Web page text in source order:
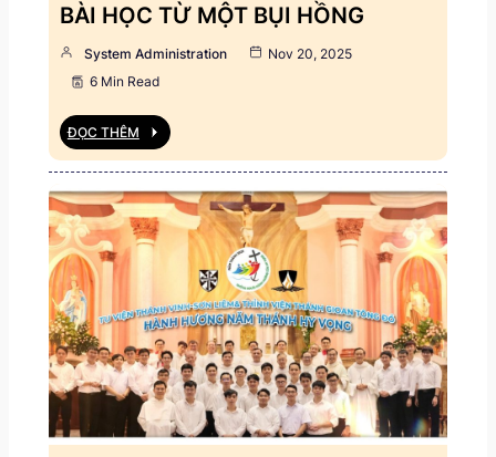
BÀI HỌC TỪ MỘT BỤI HỒNG
System Administration
Nov 20, 2025
6 Min Read
ĐỌC THÊM